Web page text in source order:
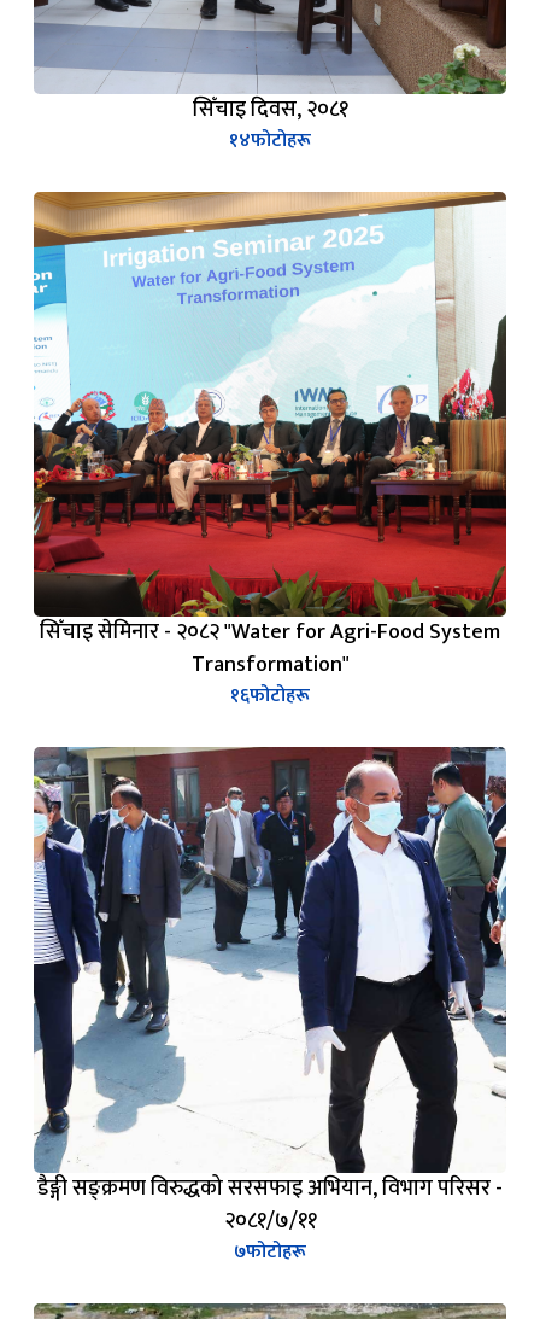
सिँचाइ दिवस, २०८१
१४फोटोहरू
सिँचाइ सेमिनार - २०८२ "Water for Agri-Food System
Transformation"
१६फोटोहरू
डैङ्गी सङ्क्रमण विरुद्धको सरसफाइ अभियान, विभाग परिसर -
२०८१/७/११
७फोटोहरू